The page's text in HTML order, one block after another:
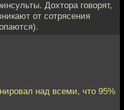
Дохтора говорят,
от сотрясения
над всеми, что 95%